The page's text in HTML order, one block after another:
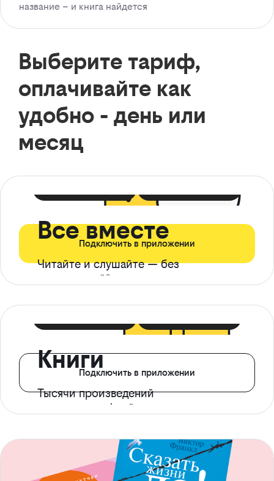
название – и книга найдется
Выберите тариф,
оплачивайте как
удобно - день или
месяц
Все вместе
Читайте и слушайте — без
ограничений*
Подключить в приложении
Книги
Тысячи произведений
с доступом офлайн
Подключить в приложении